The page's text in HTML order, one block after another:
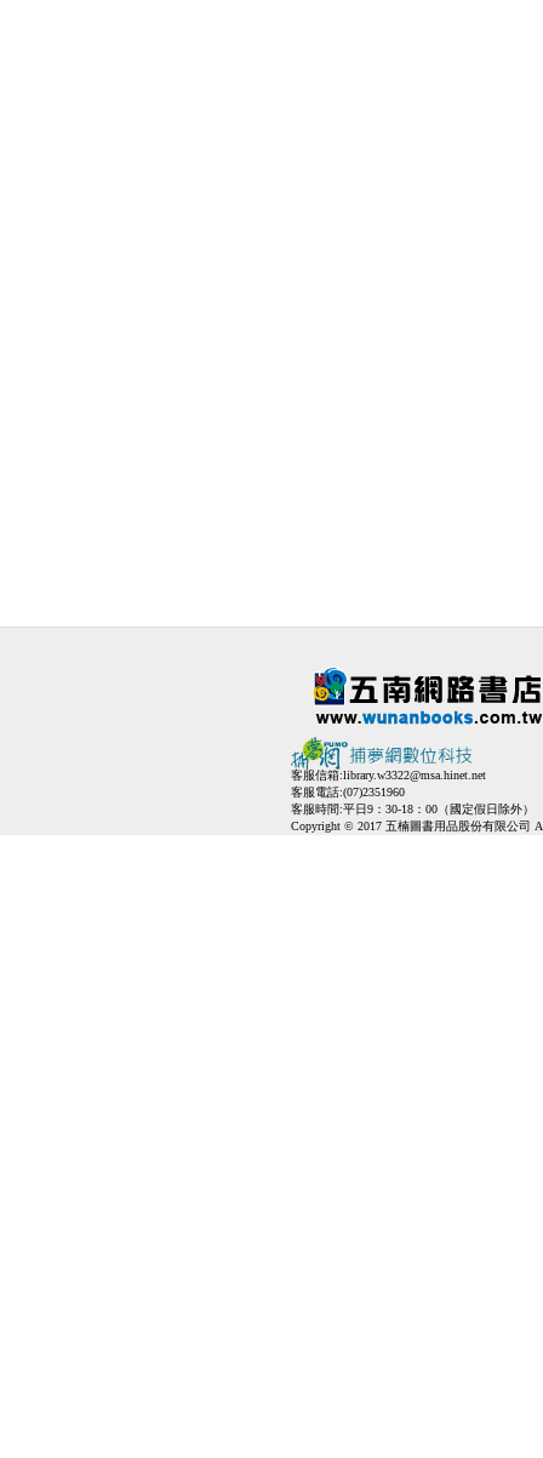
客服信箱:library.w3322@msa.hinet.net
客服電話:(07)2351960
客服時間:平日9：30-18：00（國定假日除外）
Copyright © 2017 五楠圖書用品股份有限公司